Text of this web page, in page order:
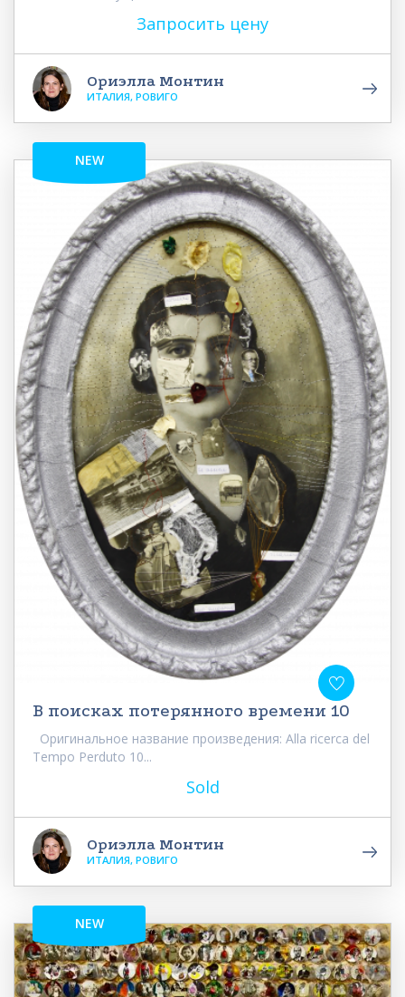
Запросить цену
Ориэлла Монтин
ИТАЛИЯ, РОВИГО
NEW
В поисках потерянного времени 10
Оригинальное название произведения: Alla ricerca del
Tempo Perduto 10...
Sold
Ориэлла Монтин
ИТАЛИЯ, РОВИГО
NEW